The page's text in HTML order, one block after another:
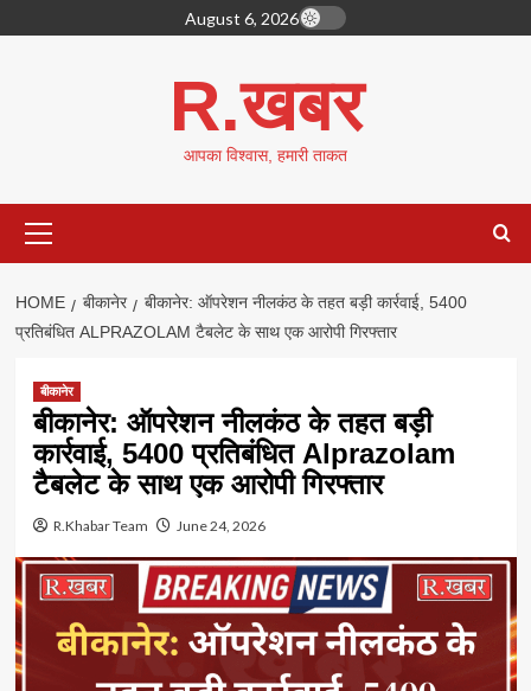
to
August 6, 2026
R.खबर
आपका विश्वास, हमारी ताकत
Menu
HOME बीकानेर
बीकानेर: ऑपरेशन नीलकंठ के तहत बड़ी कार्रवाई, 5400
प्रतिबंधित ALPRAZOLAM टैबलेट के साथ एक आरोपी गिरफ्तार
बीकानेर
बीकानेर: ऑपरेशन नीलकंठ के तहत बड़ी
कार्रवाई, 5400 प्रतिबंधित Alprazolam
टैबलेट के साथ एक आरोपी गिरफ्तार
R.Khabar Team June 24, 2026